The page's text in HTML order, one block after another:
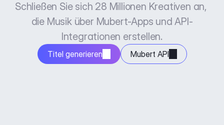
Schließen Sie sich 28 Millionen Kreativen an,
die Musik über Mubert-Apps und API-
Integrationen erstellen.
Titel generieren Mubert API